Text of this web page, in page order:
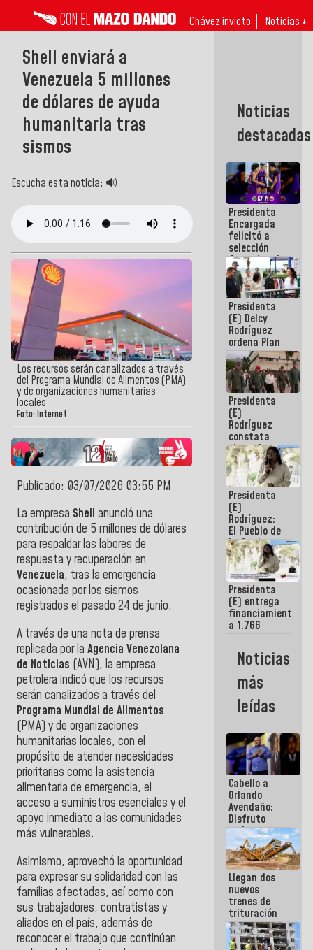
Chávez invicto Noticias ↓
Shell enviará a
Venezuela 5 millones
de dólares de ayuda
humanitaria tras
sismos
Escucha esta noticia: 🔊
Los recursos serán canalizados a través
del Programa Mundial de Alimentos (PMA)
y de organizaciones humanitarias
locales
Foto: Internet
Publicado: 03/07/2026 03:55 PM
La empresa Shell anunció una
contribución de 5 millones de dólares
para respaldar las labores de
respuesta y recuperación en
Venezuela, tras la emergencia
ocasionada por los sismos
registrados el pasado 24 de junio.
A través de una nota de prensa
replicada por la Agencia Venezolana
de Noticias (AVN), la empresa
petrolera indicó que los recursos
serán canalizados a través del
Programa Mundial de Alimentos
(PMA) y de organizaciones
humanitarias locales, con el
propósito de atender necesidades
prioritarias como la asistencia
alimentaria de emergencia, el
acceso a suministros esenciales y el
apoyo inmediato a las comunidades
más vulnerables.
Asimismo, aprovechó la oportunidad
para expresar su solidaridad con las
familias afectadas, así como con
sus trabajadores, contratistas y
aliados en el país, además de
reconocer el trabajo que continúan
Noticias
destacadas
Presidenta
Encargada
felicitó a
selección
femenina de
baloncesto
por su
clasificación
a la
AmeriCup
2027
Presidenta
(E) Delcy
Rodríguez
ordena Plan
maestro de
desarrollo
logístico y
turístico
para La
Guaira
Presidenta
(E)
Rodríguez
constata
obras de
rehabilitación
de Escuela
Militar de
Mamo en La
Guaira
Presidenta
(E)
Rodríguez:
El Pueblo de
La Guaira
siempre
estará
acompañada
por el
Gobierno
Nacional
Presidenta
(E) entrega
financiamientos
a 1.766
comerciantes
emprendedores
afectados
por
terremotos
Noticias
más
leídas
Cabello a
Orlando
Avendaño:
Disfruto
cada vez
que escribes
porque lo
que haces
es
embarrarla
Llegan dos
nuevos
trenes de
trituración
para
optimizar